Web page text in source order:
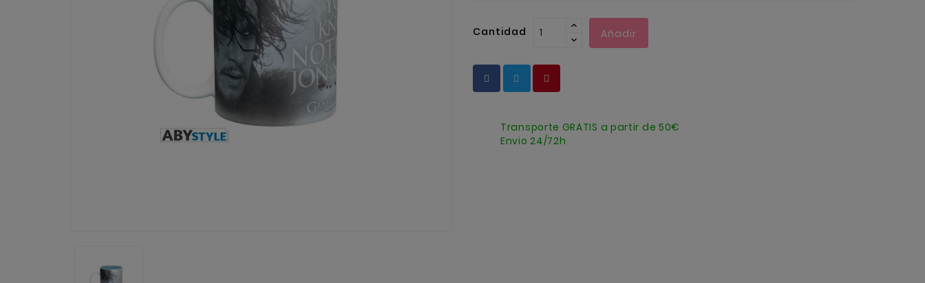
Cantidad Añadir
Transporte GRATIS a partir de 50€
Envio 24/72h